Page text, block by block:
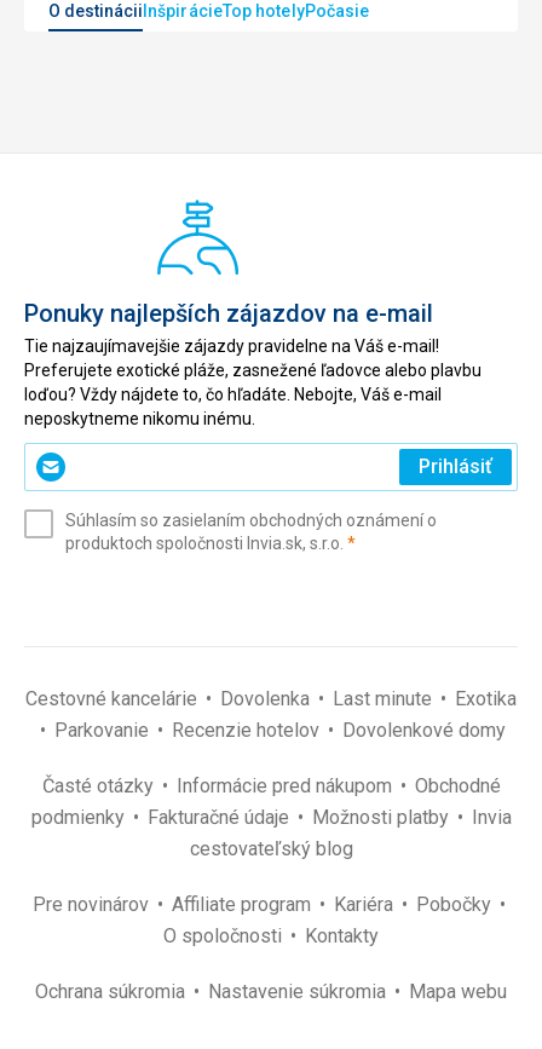
O destinácii InšpirácieTop hotelyPočasie
Ponuky najlepších zájazdov na e-mail
Tie najzaujímavejšie zájazdy pravidelne na Váš e-mail!
Preferujete exotické pláže, zasnežené ľadovce alebo plavbu
loďou? Vždy nájdete to, čo hľadáte. Nebojte, Váš e-mail
neposkytneme nikomu inému.
Zadajte
svoj
(povinné)
Prihlásiť
Súhlasím so zasielaním obchodných oznámení o
produktoch spoločnosti Invia.sk, s.r.o. *(povinné)
Cestovné kancelárie Dovolenka Last minute
Exotika
Parkovanie
Recenzie hotelov Dovolenkové domy
Časté otázky Informácie pred nákupom
Obchodné
podmienky
Fakturačné údaje Možnosti platby
Invia
cestovateľský blog
Pre novinárov Affiliate program Kariéra
Pobočky
O spoločnosti
Kontakty
Ochrana súkromia Nastavenie súkromia Mapa webu